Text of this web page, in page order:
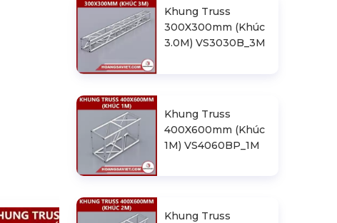
Khung Truss
300X300mm (Khúc
3.0M) VS3030B_3M
Khung Truss
400X600mm (Khúc
1M) VS4060BP_1M
Khung Truss